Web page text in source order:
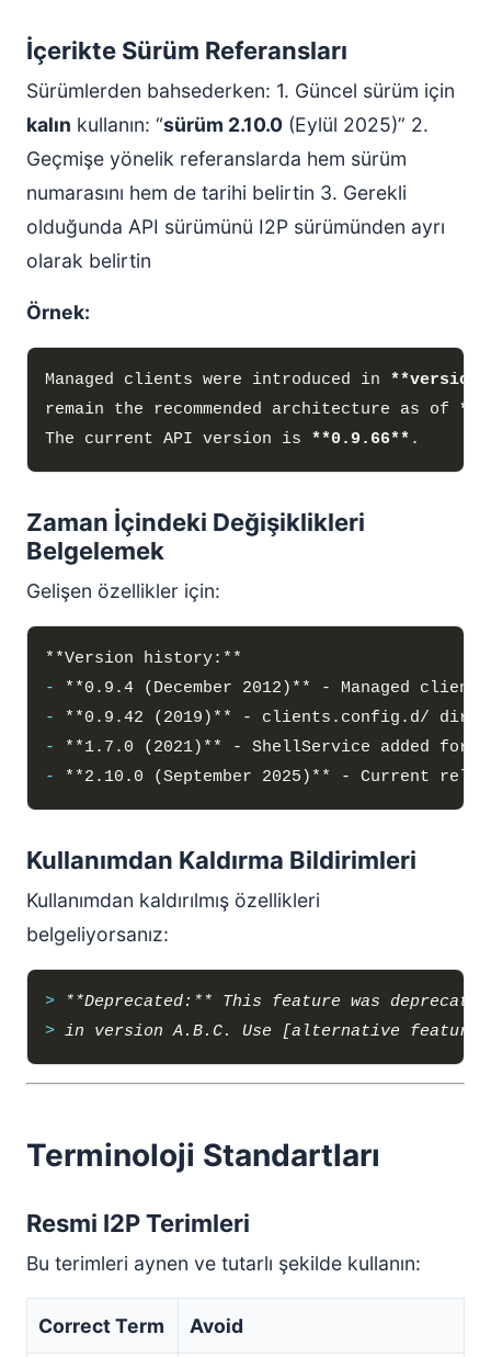
İçerikte Sürüm Referansları
Sürümlerden bahsederken: 1. Güncel sürüm için
kalın kullanın: “sürüm 2.10.0 (Eylül 2025)” 2.
Geçmişe yönelik referanslarda hem sürüm
numarasını hem de tarihi belirtin 3. Gerekli
olduğunda API sürümünü I2P sürümünden ayrı
olarak belirtin
Örnek:
Managed clients were introduced in **version
remain the recommended architecture as of
The current API version is **0.9.66**
Zaman İçindeki Değişiklikleri
Belgelemek
Gelişen özellikler için:
-
-
-
-
Kullanımdan Kaldırma Bildirimleri
Kullanımdan kaldırılmış özellikleri
belgeliyorsanız:
>
>
Terminoloji Standartları
Resmi I2P Terimleri
Bu terimleri aynen ve tutarlı şekilde kullanın:
Correct Term Avoid